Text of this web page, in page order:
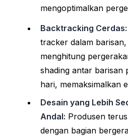
mengoptimalkan
Backtracking Cerdas:
tracker dalam
menghitung
shading antar barisan
hari, memaksimalkan
Desain yang Lebih
Andal: Produsen
dengan bagian